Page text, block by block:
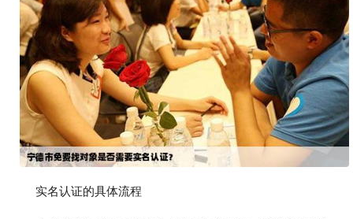
实名认证的具体流程